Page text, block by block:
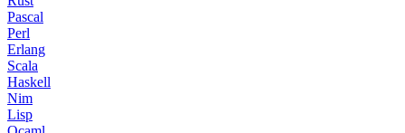
Pascal
Perl
Erlang
Scala
Haskell
Nim
Lisp